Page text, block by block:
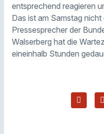
entsprechend reagieren
Das ist am Samstag
Pressesprecher der
Walserberg hat die
eineinhalb Stunden